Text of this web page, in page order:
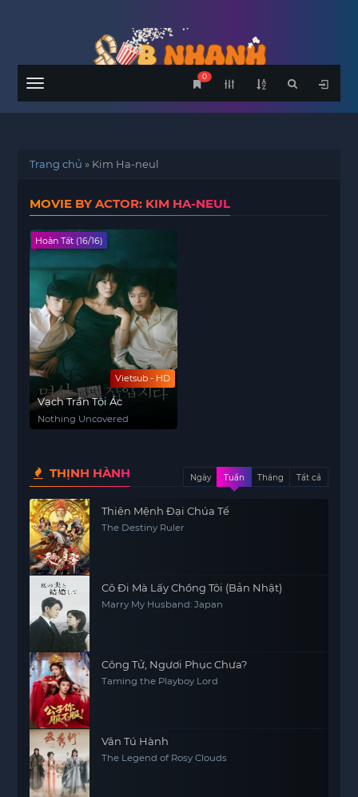
Menu
0
Trang chủ » Kim Ha-neul
MOVIE BY ACTOR: KIM HA-NEUL
Vietsub - HD
Hoàn Tất (16/16)
Vạch Trần Tội Ác
Nothing Uncovered
THỊNH HÀNH Ngày Tuần Tháng Tất cả
Thiên Mệnh Đại Chúa Tể
The Destiny Ruler
Cô Đi Mà Lấy Chồng Tôi (Bản Nhật)
Marry My Husband: Japan
Công Tử, Ngươi Phục Chưa?
Taming the Playboy Lord
Vân Tú Hành
The Legend of Rosy Clouds